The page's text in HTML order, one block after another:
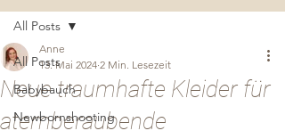
All Posts
Babybauch
Newbornshooting
All Posts
Neue traumhafte Kleider für
atemberaubende
Anne
13. Mai 2024 2 Min. Lesezeit